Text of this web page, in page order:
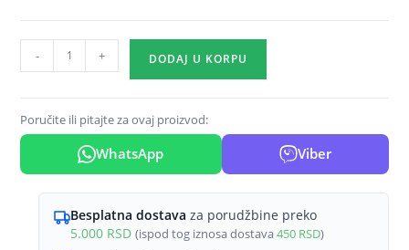
Magnetni
krstasti
crni
količina
- + DODAJ U KORPU
Poručite ili pitajte za ovaj proizvod:
WhatsApp Viber
Besplatna dostava za porudžbine preko
5.000 RSD (ispod tog iznosa dostava450 RSD)